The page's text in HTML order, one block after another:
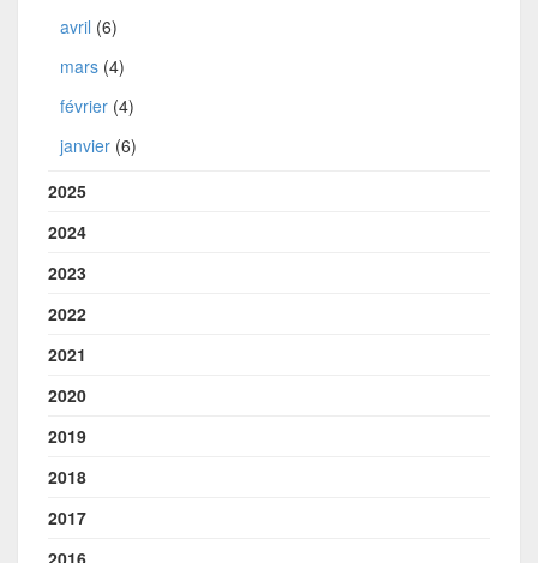
avril (6)
mars (4)
février (4)
janvier (6)
2025
2024
2023
2022
2021
2020
2019
2018
2017
2016